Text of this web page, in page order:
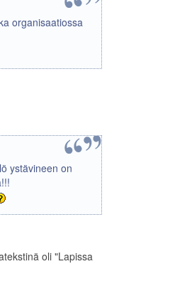
organisaatiossa
ystävineen on
oli "Lapissa